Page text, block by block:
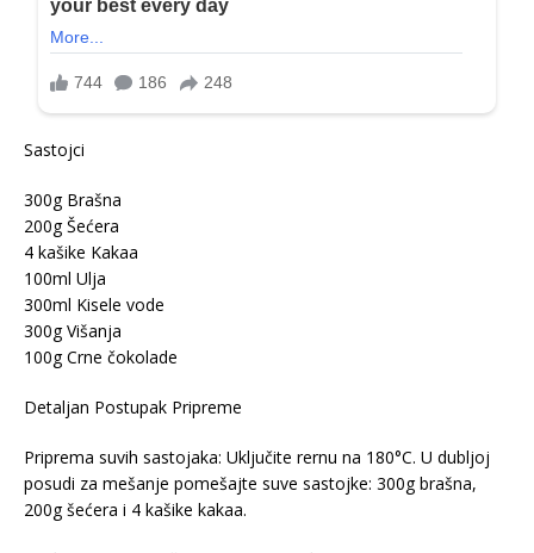
Sastojci
300g Brašna
200g Šećera
4 kašike Kakaa
100ml Ulja
300ml Kisele vode
300g Višanja
100g Crne čokolade
Detaljan Postupak Pripreme
Priprema suvih sastojaka: Uključite rernu na 180°C. U dubljoj
posudi za mešanje pomešajte suve sastojke: 300g brašna,
200g šećera i 4 kašike kakaa.